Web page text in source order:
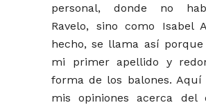
personal, donde no
Ravelo, sino como Isabel
hecho, se llama así porque
mi primer apellido y
forma de los balones. Aquí
mis opiniones acerca del